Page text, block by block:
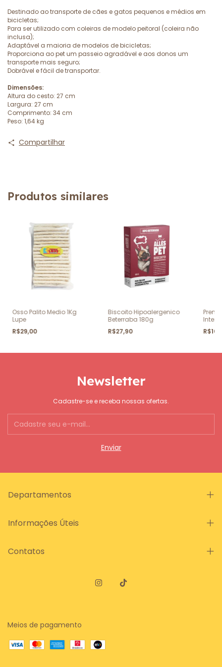
Destinado ao transporte de cães e gatos pequenos e médios em
bicicletas;
Para ser utilizado com coleiras de modelo peitoral (coleira não
inclusa);
Adaptável a maioria de modelos de bicicletas;
Proporciona ao pet um passeio agradável e aos donos um
transporte mais seguro;
Dobrável e fácil de transportar.
Dimensões:
Altura do cesto: 27 cm
Largura: 27 cm
Comprimento: 34 cm
Peso: 1,64 kg
Compartilhar
Produtos similares
Osso Palito Medio 1Kg
Lupe
R$29,00
Biscoito Hipoalergenico
Beterraba 180g
R$27,90
Newsletter
Cadastre-se e receba nossas ofertas.
Departamentos
Informações Úteis
Contatos
Meios de pagamento